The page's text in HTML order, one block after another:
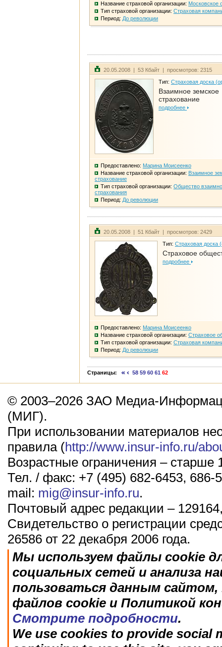
Название страховой организации: Московское
Тип страховой организации: Страховая
Период: До революции
20.05.2008 | 53 Кбайт | просмотров: 2315
Тип: Страховая доска
Взаимное земское
страхование
подробнее
Предоставлено: Марина Моисеенко
Название страховой организации: Взаимное
страхование
Тип страховой организации: Общество
страхования
Период: До революции
20.05.2008 | 51 Кбайт | просмотров: 2429
Тип: Страховая доска
Страховое
подробнее
Предоставлено: Марина Моисеенко
Название страховой организации: Страховое
Тип страховой организации: Страховая
Период: До революции
Страницы: 58 59 60 61 62
© 2003–2026 ЗАО Медиа-
(МИГ).
При использовании материалов
правила (http://www.insur-info.ru/
Возрастные ограничения – старше
Тел. / факс: +7 (495) 682-6453, 686-
mail: mig@insur-info.ru.
Почтовый адрес редакции –
Свидетельство о регистрации
26586 от 22 декабря 2006 года.
Мы используем файлы cookie
социальных сетей и анализа
пользоваться данным
файлов cookie и Политикой
Смотрите подробности.
We use cookies to provide social